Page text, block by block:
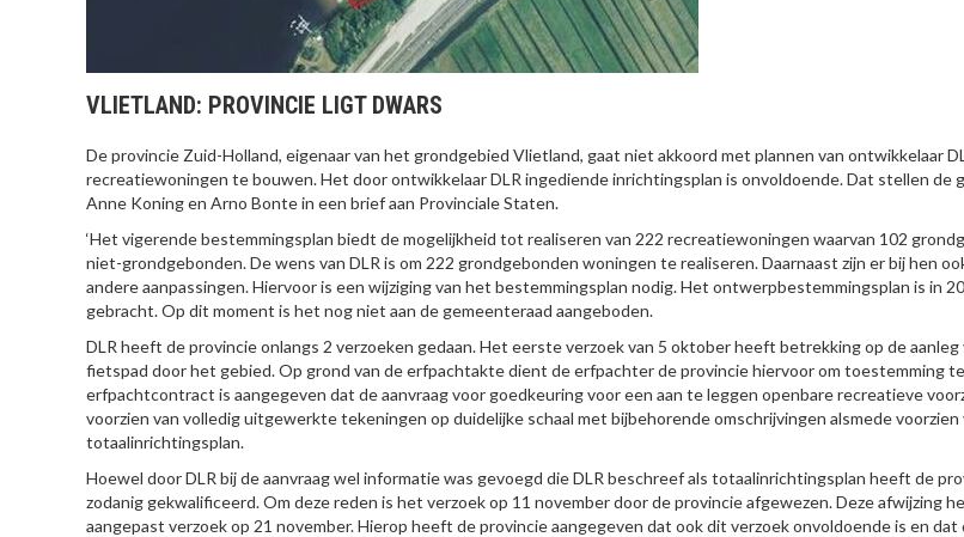
VLIETLAND: PROVINCIE LIGT DWARS
De provincie Zuid-Holland, eigenaar van het grondgebied Vlietland, gaat niet akkoord met plannen van ontwikkelaar
recreatiewoningen te bouwen. Het door ontwikkelaar DLR ingediende inrichtingsplan is onvoldoende. Dat stellen de
Anne Koning en Arno Bonte in een brief aan Provinciale Staten.
‘Het vigerende bestemmingsplan biedt de mogelijkheid tot realiseren van 222 recreatiewoningen waarvan 102
niet-grondgebonden. De wens van DLR is om 222 grondgebonden woningen te realiseren. Daarnaast zijn er bij hen
andere aanpassingen. Hiervoor is een wijziging van het bestemmingsplan nodig. Het ontwerpbestemmingsplan is in
gebracht. Op dit moment is het nog niet aan de gemeenteraad aangeboden.
DLR heeft de provincie onlangs 2 verzoeken gedaan. Het eerste verzoek van 5 oktober heeft betrekking op de aanleg
fietspad door het gebied. Op grond van de erfpachtakte dient de erfpachter de provincie hiervoor om toestemming
erfpachtcontract is aangegeven dat de aanvraag voor goedkeuring voor een aan te leggen openbare recreatieve
voorzien van volledig uitgewerkte tekeningen op duidelijke schaal met bijbehorende omschrijvingen alsmede voorzien
totaalinrichtingsplan.
Hoewel door DLR bij de aanvraag wel informatie was gevoegd die DLR beschreef als totaalinrichtingsplan heeft de
zodanig gekwalificeerd. Om deze reden is het verzoek op 11 november door de provincie afgewezen. Deze afwijzing
aangepast verzoek op 21 november. Hierop heeft de provincie aangegeven dat ook dit verzoek onvoldoende is en dat